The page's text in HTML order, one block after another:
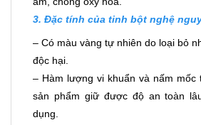
3. Đặc tính của tinh bột nghệ
– Có màu vàng tự nhiên do loại bỏ
độc hại.
– Hàm lượng vi khuẩn và nấm mốc
sản phẩm giữ được độ an toàn
dụng.